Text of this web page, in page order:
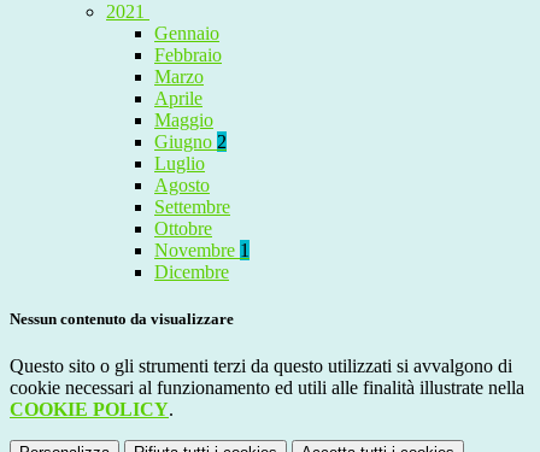
2021
Gennaio
Febbraio
Marzo
Aprile
Maggio
Giugno 2
Luglio
Agosto
Settembre
Ottobre
Novembre 1
Dicembre
Nessun contenuto da visualizzare
Questo sito o gli strumenti terzi da questo utilizzati si avvalgono di
cookie necessari al funzionamento ed utili alle finalità illustrate nella
COOKIE POLICY.